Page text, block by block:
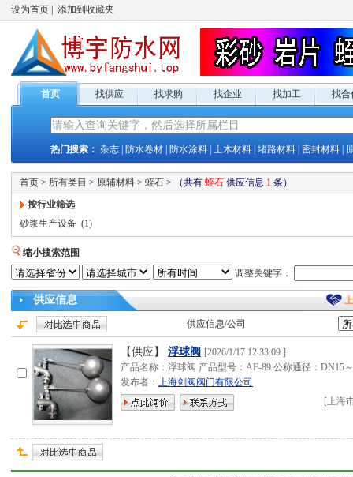
设为首页 添加到收藏夹
首页 找供应 找求购 找企业 找加工 找合
热门搜索： 杂志 防水卷材 防水涂料 土木材料 堵路材料 密封材料
首页 > 所有类目 > 原辅材料 > 蛭石 > （共有 蛭石 供应信息 1 条）
按行业筛选
砂浆生产设备 (1)
缩小搜索范围
调整关键字：
供应信息
供应信息/公司
【供应】 浮球阀 [2026/1/17 12:33:09 ]
产品名称：浮球阀 产品型号：AF-89 公称通径：DN15～
发布者： 上海剑阀阀门有限公司
[上海